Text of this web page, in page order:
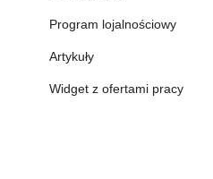
Program lojalnościowy
Artykuły
Widget z ofertami pracy